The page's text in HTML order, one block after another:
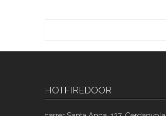
HOTFIREDOOR